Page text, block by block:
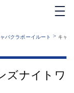
バクラボーイルート > キャ
ズナイトワ